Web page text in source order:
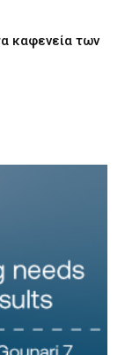
καφενεία των